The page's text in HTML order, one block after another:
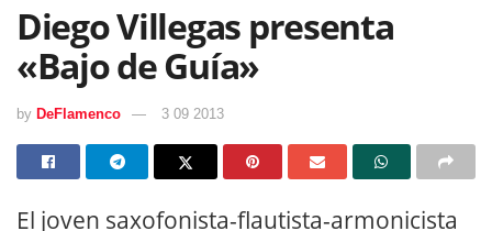
Diego Villegas presenta
«Bajo de Guía»
by DeFlamenco 3 09 2013
El joven saxofonista-flautista-armonicista